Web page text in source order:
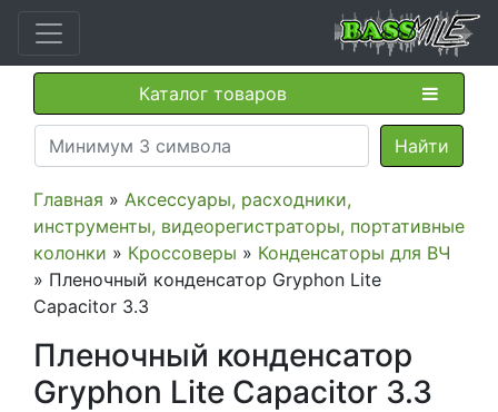
Каталог товаров
Главная » Аксессуары, расходники,
инструменты, видеорегистраторы, портативные
колонки » Кроссоверы » Конденсаторы для ВЧ
» Пленочный конденсатор Gryphon Lite
Capacitor 3.3
Пленочный конденсатор
Gryphon Lite Capacitor 3.3